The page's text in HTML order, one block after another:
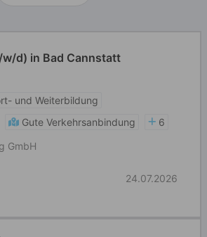
d) in Bad Cannstatt
und Weiterbildung
Gute Verkehrsanbindung
6
GmbH
24.07.2026